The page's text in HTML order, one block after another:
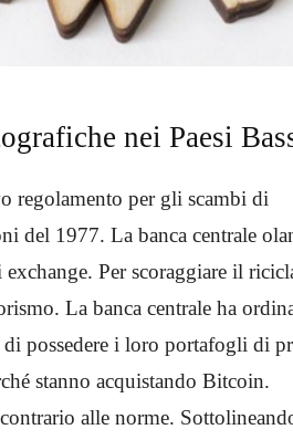
nei Paesi
regolamento per gli scambi di
del 1977. La banca centrale
Per scoraggiare il
La banca centrale ha
possedere i loro portafogli di
stanno acquistando Bitcoin.
alle norme.